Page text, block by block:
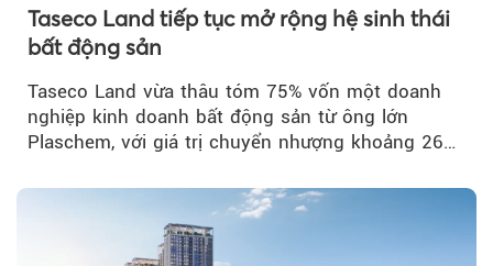
Taseco Land tiếp tục mở rộng hệ sinh thái
bất động sản
Taseco Land vừa thâu tóm 75% vốn một doanh
nghiệp kinh doanh bất động sản từ ông lớn
Plaschem, với giá trị chuyển nhượng khoảng 262